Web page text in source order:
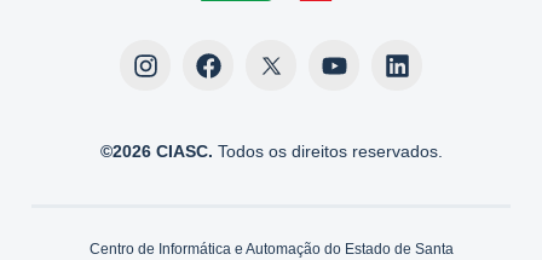
©2026 CIASC. Todos os direitos reservados.
Centro de Informática e Automação do Estado de Santa